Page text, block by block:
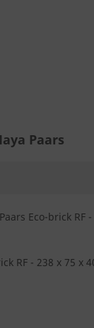
Paars
Eco-brick RF
RF - 238 x 75 x